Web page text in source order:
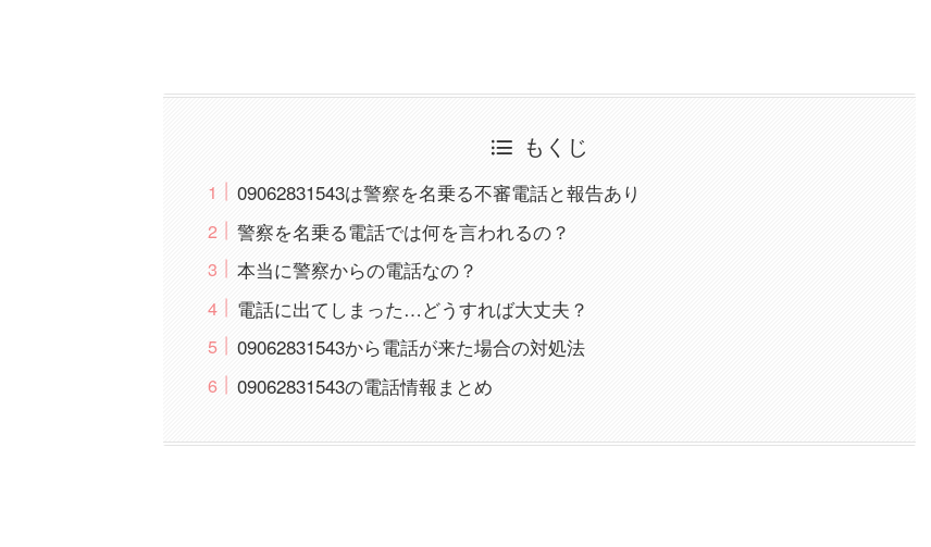
もくじ
09062831543は警察を名乗る不審電話と報告あり
警察を名乗る電話では何を言われるの？
本当に警察からの電話なの？
電話に出てしまった…どうすれば大丈夫？
09062831543から電話が来た場合の対処法
09062831543の電話情報まとめ